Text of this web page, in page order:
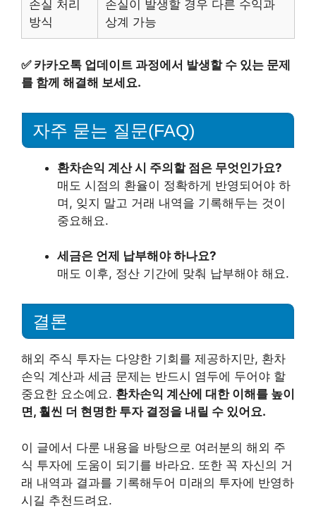
손실 처리
방식
손실이 발생할 경우 다른 수익과
상계 가능
✅ 카카오톡 업데이트 과정에서 발생할 수 있는 문제
를 함께 해결해 보세요.
자주 묻는 질문(FAQ)
환차손익 계산 시 주의할 점은 무엇인가요?
매도 시점의 환율이 정확하게 반영되어야 하
며, 잊지 말고 거래 내역을 기록해두는 것이
중요해요.
세금은 언제 납부해야 하나요?
매도 이후, 정산 기간에 맞춰 납부해야 해요.
결론
해외 주식 투자는 다양한 기회를 제공하지만, 환차
손익 계산과 세금 문제는 반드시 염두에 두어야 할
중요한 요소예요. 환차손익 계산에 대한 이해를 높이
면, 훨씬 더 현명한 투자 결정을 내릴 수 있어요.
이 글에서 다룬 내용을 바탕으로 여러분의 해외 주
식 투자에 도움이 되기를 바라요. 또한 꼭 자신의 거
래 내역과 결과를 기록해두어 미래의 투자에 반영하
시길 추천드려요.